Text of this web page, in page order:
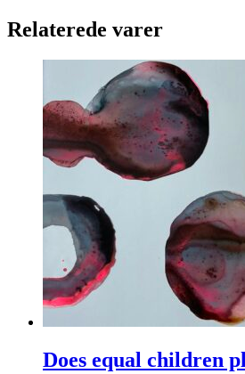
Relaterede varer
Does equal children